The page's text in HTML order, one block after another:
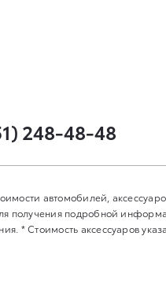
248-48-48
автомобилей,
получения подробной
* Стоимость аксессуаров